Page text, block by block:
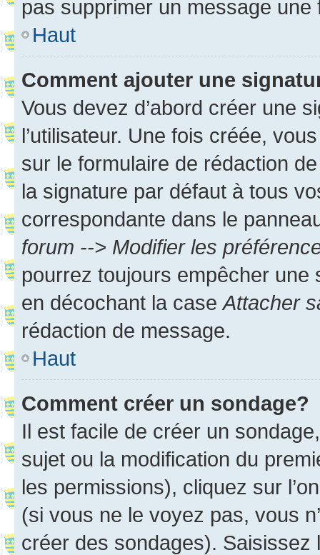
pas supprimer un message une
Haut
Comment ajouter une
Vous devez d’abord créer une
l’utilisateur. Une fois créée,
sur le formulaire de rédaction
la signature par défaut à tous
correspondante dans le
forum --> Modifier les
pourrez toujours empêcher une
en décochant la case Attacher
rédaction de message.
Haut
Comment créer un sondage?
Il est facile de créer un
sujet ou la modification du
les permissions), cliquez sur
(si vous ne le voyez pas, vous
créer des sondages).